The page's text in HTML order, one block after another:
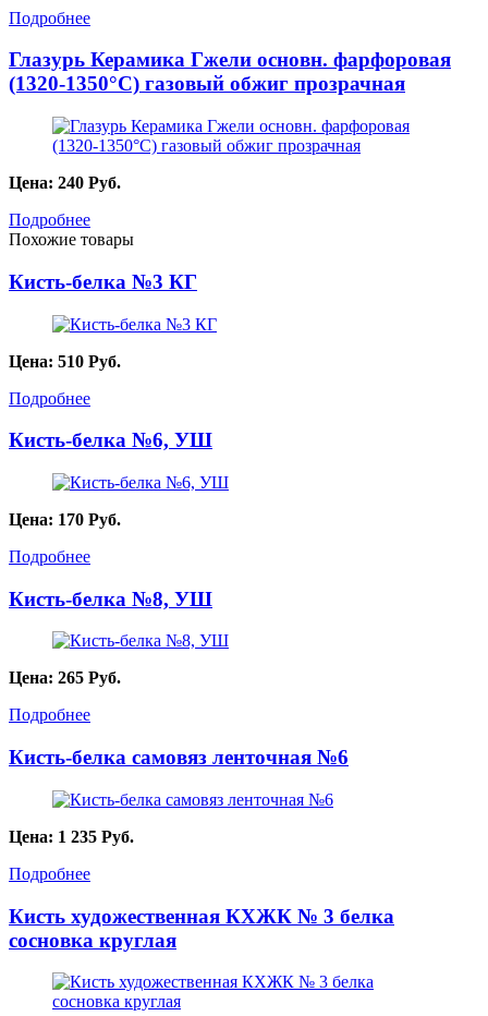
Подробнее
Глазурь Керамика Гжели основн. фарфоровая
(1320-1350°С) газовый обжиг прозрачная
Цена: 240 Руб.
Подробнее
Похожие товары
Кисть-белка №3 КГ
Цена: 510 Руб.
Подробнее
Кисть-белка №6, УШ
Цена: 170 Руб.
Подробнее
Кисть-белка №8, УШ
Цена: 265 Руб.
Подробнее
Кисть-белка самовяз ленточная №6
Цена: 1 235 Руб.
Подробнее
Кисть художественная КХЖК № 3 белка
сосновка круглая